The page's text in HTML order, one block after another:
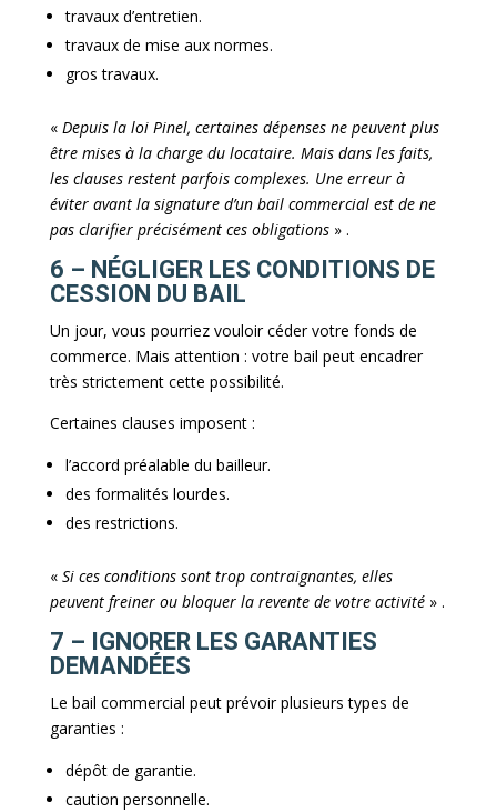
travaux d’entretien.
travaux de mise aux normes.
gros travaux.
« Depuis la loi Pinel, certaines dépenses ne peuvent plus
être mises à la charge du locataire. Mais dans les faits,
les clauses restent parfois complexes. Une erreur à
éviter avant la signature d’un bail commercial est de ne
pas clarifier précisément ces obligations» .
6 – NÉGLIGER LES CONDITIONS DE
CESSION DU BAIL
Un jour, vous pourriez vouloir céder votre fonds de
commerce. Mais attention : votre bail peut encadrer
très strictement cette possibilité.
Certaines clauses imposent :
l’accord préalable du bailleur.
des formalités lourdes.
des restrictions.
« Si ces conditions sont trop contraignantes, elles
peuvent freiner ou bloquer la revente de votre activité» .
7 – IGNORER LES GARANTIES
DEMANDÉES
Le bail commercial peut prévoir plusieurs types de
garanties :
dépôt de garantie.
caution personnelle.